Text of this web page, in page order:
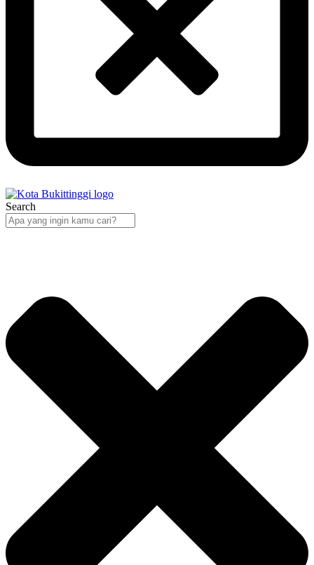
Search